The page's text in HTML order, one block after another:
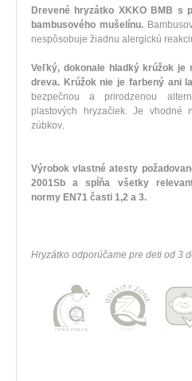
Drevené hryzátko XKKO BMB s
bambusového mušelínu.
nespôsobuje žiadnu alergickú
Veľký, dokonale hladký krúžok je
dreva. Krúžok nie je farbený ani
bezpečnou
a prirodzenou
plastových
hryzačiek. Je vhodné
zúbkov.
Výrobok vlastné atesty
2001Sb
a spĺňa všetky
normy EN71 časti 1,2 a 3.
Hryzátko odporúčame pre deti od 3